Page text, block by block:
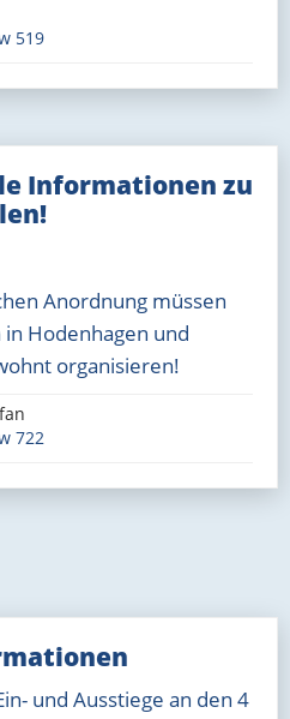
519
Informationen zu
Anordnung müssen
Hodenhagen und
organisieren!
722
und Ausstiege an den 4